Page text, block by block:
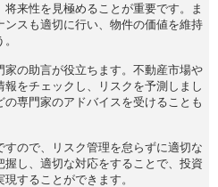
来性を見極めることが重要です。ま
スも適切に行い、物件の価値を維持
家の助言が役立ちます。不動産市場や
をチェックし、リスクを予測しまし
の専門家のアドバイスを受けることも
ので、リスク管理を怠らずに適切な
し、適切な対応をすることで、投資
することができます。